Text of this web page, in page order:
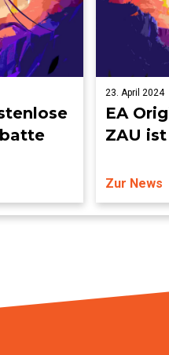
23. April 2024
EA
ZAU
Zur News